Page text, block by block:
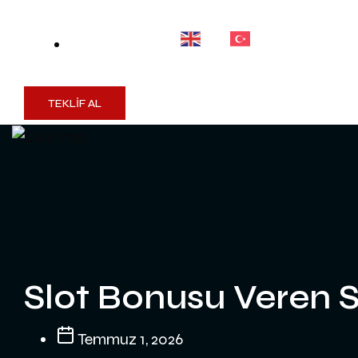
TEKLİF AL
Slot Bonusu Veren
Temmuz 1, 2026